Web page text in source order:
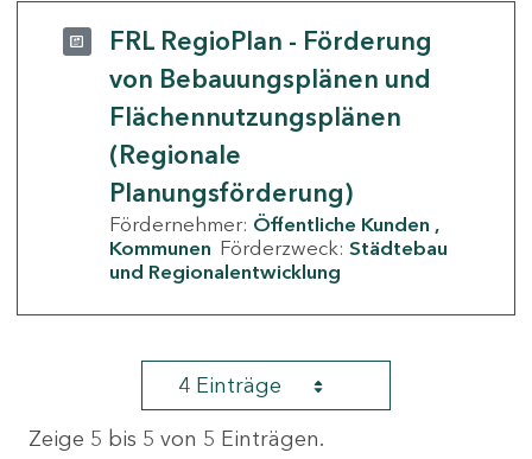
FRL RegioPlan - Förderung
von Bebauungsplänen und
Flächennutzungsplänen
(Regionale
Planungsförderung)
Fördernehmer: Öffentliche Kunden
Kommunen Förderzweck: Städtebau
und Regionalentwicklung
4 Einträge
Zeige 5 bis 5 von 5 Einträgen.